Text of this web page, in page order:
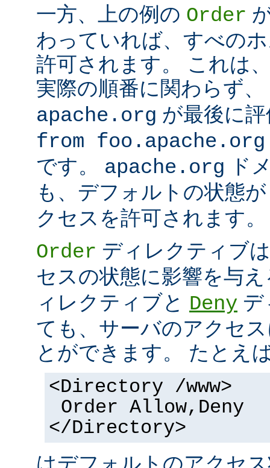
一方、上の例の Order
わっていれば、すべの
許可されます。 これは
実際の順番に関わらず、
apache.org が最後に
from foo.apache.org
です。 apache.org ド
も、デフォルトの状態
クセスを許可されます。
Order ディレクティブ
セスの状態に影響を与
ィレクティブと Deny デ
ても、サーバのアクセ
とができます。 たとえ
<Directory /www>
Order Allow,Deny
</Directory>
はデフォルトのアクセ